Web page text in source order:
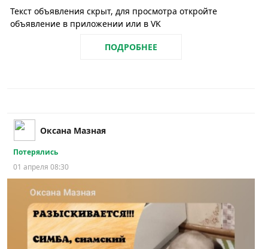
Текст объявления скрыт, для просмотра откройте
объявление в приложении или в VK
ПОДРОБНЕЕ
Оксана Мазная
Потерялись
01 апреля 08:30